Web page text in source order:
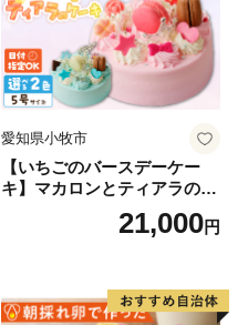
愛知県小牧市
【いちごのバースデーケー
キ】マカロンとティアラのケ
ーキ スイーツ 日時指定可 デ
ザート 洋菓子 お取り寄せ 愛
デコレーションケーキ ホー
ルケーキ
21,000円